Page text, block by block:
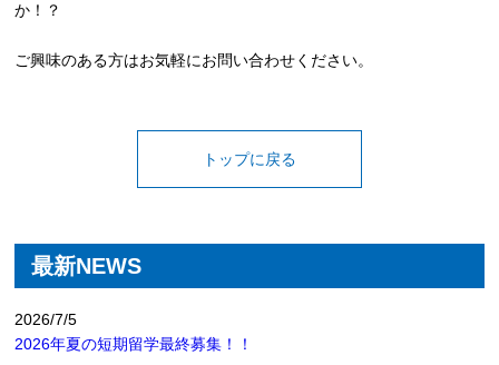
か！？
ご興味のある方はお気軽にお問い合わせください。
トップに戻る
最新NEWS
2026/7/5
2026年夏の短期留学最終募集！！